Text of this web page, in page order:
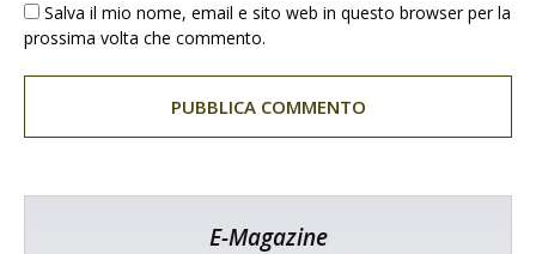
Salva il mio nome, email e sito web in questo browser per la
prossima volta che commento.
E-Magazine